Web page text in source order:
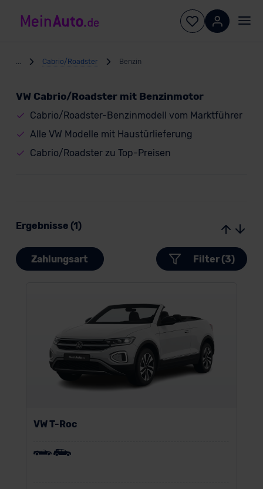
Cabrio/Roadster Benzin
VW Cabrio/Roadster mit Benzinmotor
Cabrio/Roadster-Benzinmodell vom Marktführer
Alle VW Modelle mit Haustürlieferung
Cabrio/Roadster zu Top-Preisen
Ergebnisse (1)
Zahlungsart Filter (3)
VW T-Roc